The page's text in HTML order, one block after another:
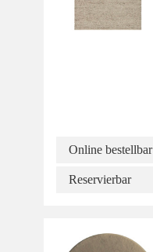
Online bestellbar
Reservierbar